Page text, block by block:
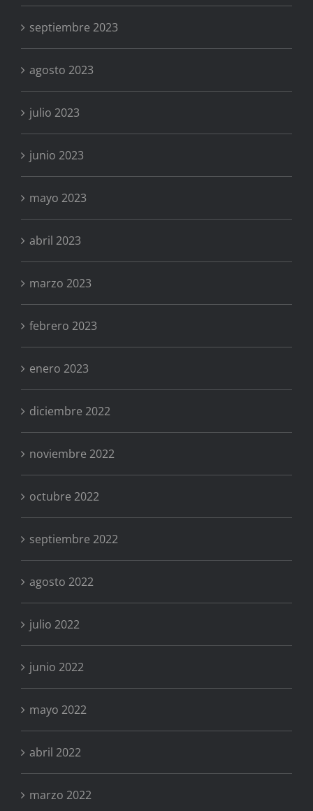
septiembre 2023
agosto 2023
julio 2023
junio 2023
mayo 2023
abril 2023
marzo 2023
febrero 2023
enero 2023
diciembre 2022
noviembre 2022
octubre 2022
septiembre 2022
agosto 2022
julio 2022
junio 2022
mayo 2022
abril 2022
marzo 2022